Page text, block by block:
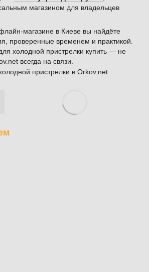
магазином для владельцев
магазине в Киеве вы найдёте
проверенные временем и практикой.
холодной пристрелки купить — не
всегда на связи.